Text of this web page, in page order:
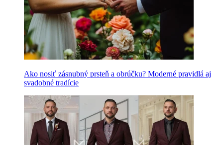
Ako nosiť zásnubný prsteň a obrúčku? Moderné pravidlá aj
svadobné tradície